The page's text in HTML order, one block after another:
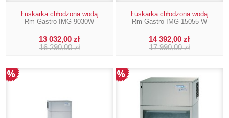
Łuskarka chłodzona wodą
Rm Gastro IMG-9030W
13 032,00 zł
16 290,00 zł
Łuskarka chłodzona wodą
Rm Gastro IMG-15055 W
14 392,00 zł
17 990,00 zł